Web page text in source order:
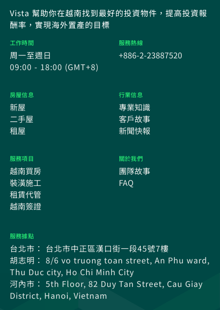
Vista 幫助你在越南找到最好的投資物件，提高投資報
酬率，實現海外置產的目標
工作時間
周一至週日
09:00 - 18:00 (GMT+8)
服務熱線
+886-2-23887520
房屋信息
新屋
二手屋
租屋
行業信息
專業知識
客戶故事
新聞快報
服務項目
越南買房
裝潢施工
租賃代管
越南簽證
關於我們
團隊故事
FAQ
服務據點
台北市： 台北市中正區漢口街一段45號7樓
胡志明： 8/6 vo truong toan street, An Phu ward,
Thu Duc city, Ho Chi Minh City
河內市： 5th Floor, 82 Duy Tan Street, Cau Giay
District, Hanoi, Vietnam